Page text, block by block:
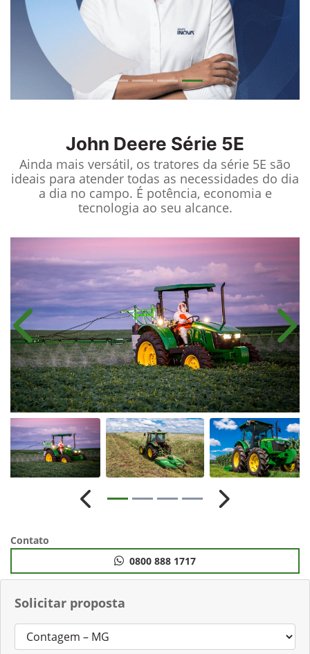
John Deere Série 5E
Ainda mais versátil, os tratores da série 5E são
ideais para atender todas as necessidades do dia
a dia no campo. É potência, economia e
tecnologia ao seu alcance.
Solicitar proposta
Anterior
Anterior Próximo
Contato
0800 888 1717